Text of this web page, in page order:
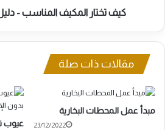
كيف تختار المكيف المناسب -
مقالات ذات صلة
عيوب
مبدأ عمل المحطات البخارية
23/12/2022